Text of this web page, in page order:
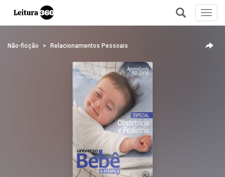
+
Não-ficção Relacionamentos Pessoais